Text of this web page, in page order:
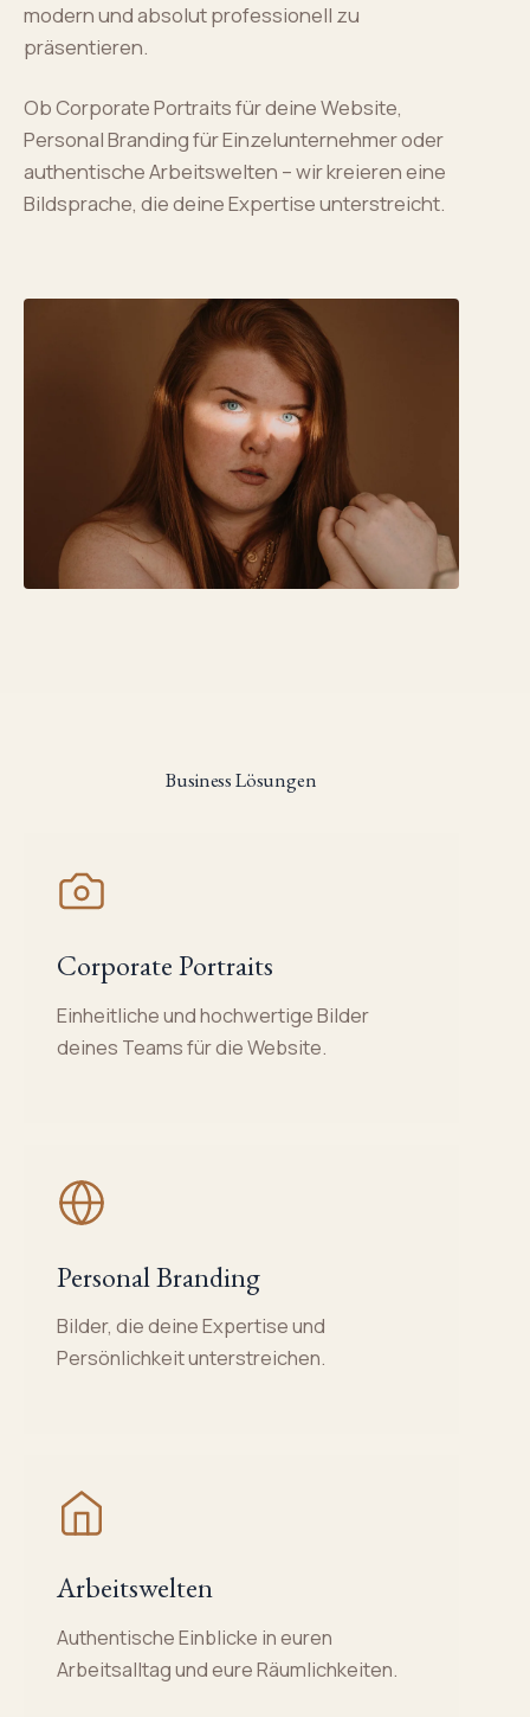
modern und absolut professionell zu
präsentieren.
Ob Corporate Portraits für deine Website,
Personal Branding für Einzelunternehmer oder
authentische Arbeitswelten – wir kreieren eine
Bildsprache, die deine Expertise unterstreicht.
Business Lösungen
Corporate Portraits
Einheitliche und hochwertige Bilder
deines Teams für die Website.
Personal Branding
Bilder, die deine Expertise und
Persönlichkeit unterstreichen.
Arbeitswelten
Authentische Einblicke in euren
Arbeitsalltag und eure Räumlichkeiten.